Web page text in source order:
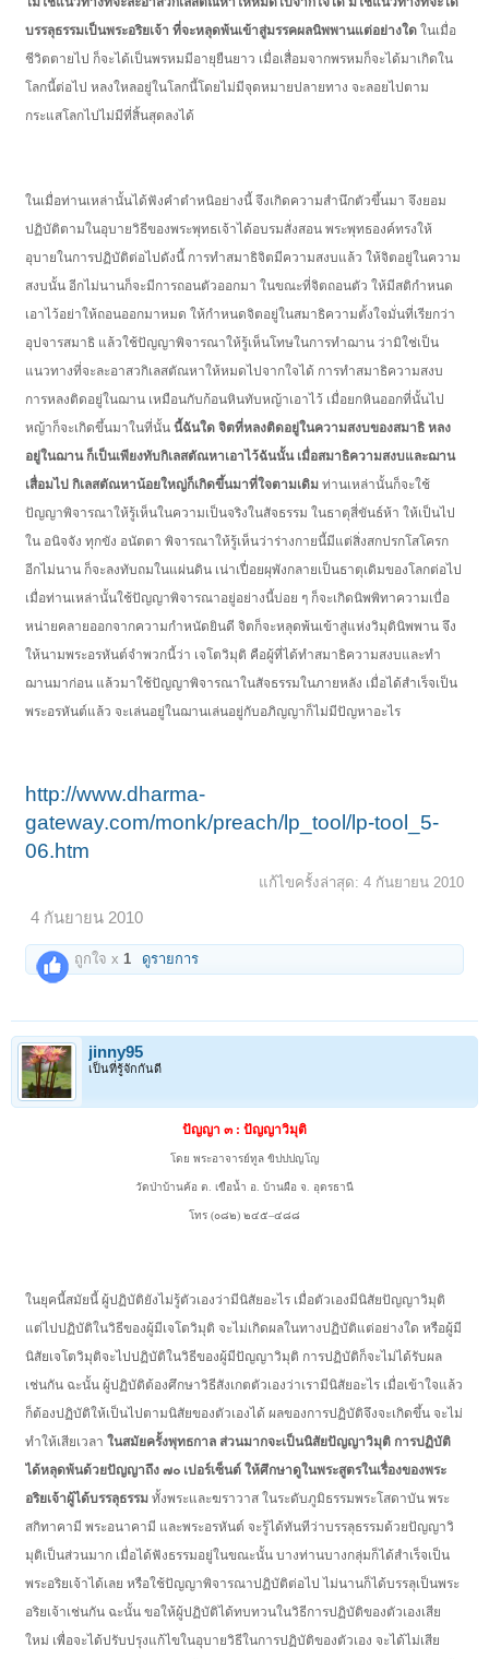
บรรลุธรรมเป็นพระอริยเจ้า ที่จะหลุดพ้นเข้าสู่มรรคผลนิพพานแต่อย่างใดในเมื่อ
ชีวิตตายไป ก็จะได้เป็นพรหมมีอายุยืนยาว เมื่อเสื่อมจากพรหมก็จะได้มาเกิดใน
โลกนี้ต่อไป หลงใหลอยู่ในโลกนี้โดยไม่มีจุดหมายปลายทาง จะลอยไปตาม
กระแสโลกไปไม่มีที่สิ้นสุดลงได้
ในเมื่อท่านเหล่านั้นได้ฟังคำตำหนิอย่างนี้ จึงเกิดความสำนึกตัวขึ้นมา จึงยอม
ปฏิบัติตามในอุบายวิธีของพระพุทธเจ้าได้อบรมสั่งสอน พระพุทธองค์ทรงให้
อุบายในการปฏิบัติต่อไปดังนี้ การทำสมาธิจิตมีความสงบแล้ว ให้จิตอยู่ในความ
สงบนั้น อีกไม่นานก็จะมีการถอนตัวออกมา ในขณะที่จิตถอนตัว ให้มีสติกำหนด
เอาไว้อย่าให้ถอนออกมาหมด ให้กำหนดจิตอยู่ในสมาธิความตั้งใจมั่นที่เรียกว่า
อุปจารสมาธิ แล้วใช้ปัญญาพิจารณาให้รู้เห็นโทษในการทำฌาน ว่ามิใช่เป็น
แนวทางที่จะละอาสวกิเลสตัณหาให้หมดไปจากใจได้ การทำสมาธิความสงบ
การหลงติดอยู่ในฌาน เหมือนกับก้อนหินทับหญ้าเอาไว้ เมื่อยกหินออกที่นั้นไป
หญ้าก็จะเกิดขึ้นมาในที่นั้นนี้ฉันใด จิตที่หลงติดอยู่ในความสงบของสมาธิ หลง
อยู่ในฌาน ก็เป็นเพียงทับกิเลสตัณหาเอาไว้ฉันนั้น เมื่อสมาธิความสงบและฌาน
เสื่อมไป กิเลสตัณหาน้อยใหญ่ก็เกิดขึ้นมาที่ใจตามเดิมท่านเหล่านั้นก็จะใช้
ปัญญาพิจารณาให้รู้เห็นในความเป็นจริงในสัจธรรม ในธาตุสี่ขันธ์ห้า ให้เป็นไป
ใน อนิจจัง ทุกขัง อนัตตา พิจารณาให้รู้เห็นว่าร่างกายนี้มีแต่สิ่งสกปรกโสโครก
อีกไม่นาน ก็จะลงทับถมในแผ่นดิน เน่าเปื่อยผุพังกลายเป็นธาตุเดิมของโลกต่อไป
เมื่อท่านเหล่านั้นใช้ปัญญาพิจารณาอยู่อย่างนี้บ่อย ๆ ก็จะเกิดนิพพิทาความเบื่อ
หน่ายคลายออกจากความกำหนัดยินดี จิตก็จะหลุดพ้นเข้าสู่แห่งวิมุตินิพพาน จึง
ให้นามพระอรหันต์จำพวกนี้ว่า เจโตวิมุติ คือผู้ที่ได้ทำสมาธิความสงบและทำ
ฌานมาก่อน แล้วมาใช้ปัญญาพิจารณาในสัจธรรมในภายหลัง เมื่อได้สำเร็จเป็น
พระอรหันต์แล้ว จะเล่นอยู่ในฌานเล่นอยู่กับอภิญญาก็ไม่มีปัญหาอะไร
http://www.dharma-
gateway.com/monk/preach/lp_tool/lp-tool_5-
06.htm
แก้ไขครั้งล่าสุด: 4 กันยายน 2010
4 กันยายน 2010
ถูกใจ x 1 ดูรายการ
jinny95
เป็นที่รู้จักกันดี
ปัญญา ๓ : ปัญญาวิมุติ
โดย พระอาจารย์ทูล ขิปปปญโญ
วัดป่าบ้านค้อ ต. เขือน้ำ อ. บ้านผือ จ. อุดรธานี
โทร (๐๘๒) ๒๔๕–๔๘๘
ในยุคนี้สมัยนี้ ผู้ปฏิบัติยังไม่รู้ตัวเองว่ามีนิสัยอะไร เมื่อตัวเองมีนิสัยปัญญาวิมุติ
แต่ไปปฏิบัติในวิธีของผู้มีเจโตวิมุติ จะไม่เกิดผลในทางปฏิบัติแต่อย่างใด หรือผู้มี
นิสัยเจโตวิมุติจะไปปฏิบัติในวิธีของผู้มีปัญญาวิมุติ การปฏิบัติก็จะไม่ได้รับผล
เช่นกัน ฉะนั้น ผู้ปฏิบัติต้องศึกษาวิธีสังเกตตัวเองว่าเรามีนิสัยอะไร เมื่อเข้าใจแล้ว
ก็ต้องปฏิบัติให้เป็นไปตามนิสัยของตัวเองได้ ผลของการปฏิบัติจึงจะเกิดขึ้น จะไม่
ทำให้เสียเวลาในสมัยครั้งพุทธกาล ส่วนมากจะเป็นนิสัยปัญญาวิมุติ การปฏิบัติ
ได้หลุดพ้นด้วยปัญญาถึง ๗๐ เปอร์เซ็นต์ ให้ศึกษาดูในพระสูตรในเรื่องของพระ
อริยเจ้าผู้ได้บรรลุธรรมทั้งพระและฆราวาส ในระดับภูมิธรรมพระโสดาบัน พระ
สกิทาคามี พระอนาคามี และพระอรหันต์ จะรู้ได้ทันทีว่าบรรลุธรรมด้วยปัญญาวิ
มุติเป็นส่วนมาก เมื่อได้ฟังธรรมอยู่ในขณะนั้น บางท่านบางกลุ่มก็ได้สำเร็จเป็น
พระอริยเจ้าได้เลย หรือใช้ปัญญาพิจารณาปฏิบัติต่อไป ไม่นานก็ได้บรรลุเป็นพระ
อริยเจ้าเช่นกัน ฉะนั้น ขอให้ผู้ปฏิบัติได้ทบทวนในวิธีการปฏิบัติของตัวเองเสีย
ใหม่ เพื่อจะได้ปรับปรุงแก้ไขในอุบายวิธีในการปฏิบัติของตัวเอง จะได้ไม่เสีย